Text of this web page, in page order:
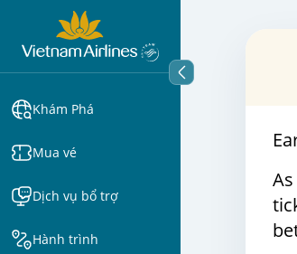
Khám Phá
Mua vé
Dịch vụ bổ trợ
Hành trình